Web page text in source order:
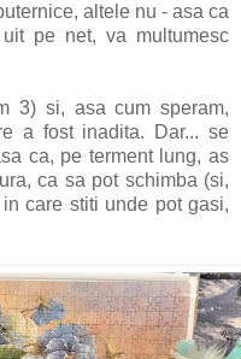
altele nu - asa ca
pe net, va multumesc
3) si, asa cum speram,
a fost inadita. Dar... se
ca, pe terment lung, as
ca sa pot schimba (si,
care stiti unde pot gasi,